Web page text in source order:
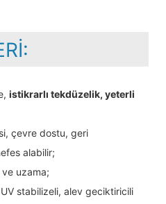
istikrarlı tekdüzelik, yeterli
çevre dostu, geri
alabilir;
uzama;
stabilizeli, alev geciktiricili